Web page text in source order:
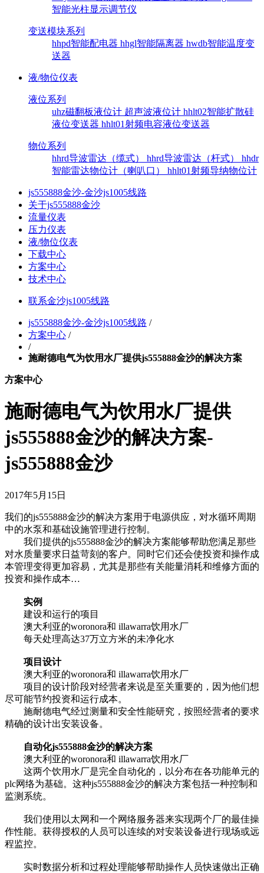
智能光柱显示调节仪
变送模块系列
hhpd智能配电器 hhgl智能隔离器 hwdb智能温度变
送器
液/物位仪表
液位系列
uhz磁翻板液位计 超声波液位计 hhlt02智能扩散硅
液位变送器 hhlt01射频电容液位变送器
物位系列
hhrd导波雷达（缆式） hhrd导波雷达（杆式） hhdr
智能雷达物位计（喇叭口） hhlt01射频导纳物位计
js555888金沙-金沙js1005线路
关于js555888金沙
流量仪表
压力仪表
液/物位仪表
下载中心
方案中心
技术中心
联系金沙js1005线路
js555888金沙-金沙js1005线路 /
方案中心 /
/
施耐德电气为饮用水厂提供js555888金沙的解决方案
方案中心
施耐德电气为饮用水厂提供
js555888金沙的解决方案-
js555888金沙
2017年5月15日
我们的js555888金沙的解决方案用于电源供应，对水循环周期
中的水泵和基础设施管理进行控制。
我们提供的js555888金沙的解决方案能够帮助您满足那些
对水质量要求日益苛刻的客户。同时它们还会使投资和操作成
本管理变得更加容易，尤其是那些有关能量消耗和维修方面的
投资和操作成本…
实例
建设和运行的项目
澳大利亚的woronora和 illawarra饮用水厂
每天处理高达37万立方米的未净化水
项目设计
澳大利亚的woronora和 illawarra饮用水厂
项目的设计阶段对经营者来说是至关重要的，因为他们想
尽可能节约投资和运行成本。
施耐德电气经过测量和安全性能研究，按照经营者的要求
精确的设计出安装设备。
自动化js555888金沙的解决方案
澳大利亚的woronora和 illawarra饮用水厂
这两个饮用水厂是完全自动化的，以分布在各功能单元的
plc网络为基础。这种js555888金沙的解决方案包括一种控制和
监测系统。
我们使用以太网和一个网络服务器来实现两个厂的最佳操
作性能。获得授权的人员可以连续的对安装设备进行现场或远
程监控。
实时数据分析和过程处理能够帮助操作人员快速做出正确